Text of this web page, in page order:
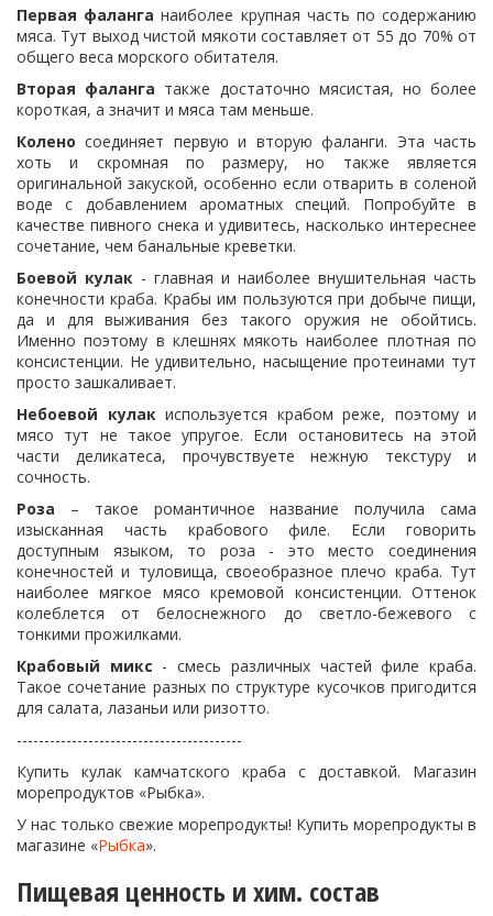
Первая фаланга наиболее крупная часть по содержанию
мяса. Тут выход чистой мякоти составляет от 55 до 70% от
общего веса морского обитателя.
Вторая фаланга также достаточно мясистая, но более
короткая, а значит и мяса там меньше.
Колено соединяет первую и вторую фаланги. Эта часть
хоть и скромная по размеру, но также является
оригинальной закуской, особенно если отварить в соленой
воде с добавлением ароматных специй. Попробуйте в
качестве пивного снека и удивитесь, насколько интереснее
сочетание, чем банальные креветки.
Боевой кулак - главная и наиболее внушительная часть
конечности краба. Крабы им пользуются при добыче пищи,
да и для выживания без такого оружия не обойтись.
Именно поэтому в клешнях мякоть наиболее плотная по
консистенции. Не удивительно, насыщение протеинами тут
просто зашкаливает.
Небоевой кулакиспользуется крабом реже, поэтому и
мясо тут не такое упругое. Если остановитесь на этой
части деликатеса, прочувствуете нежную текстуру и
сочность.
Роза – такое романтичное название получила сама
изысканная часть крабового филе. Если говорить
доступным языком, то роза - это место соединения
конечностей и туловища, своеобразное плечо краба. Тут
наиболее мягкое мясо кремовой консистенции. Оттенок
колеблется от белоснежного до светло-бежевого с
тонкими прожилками.
Крабовый микс - смесь различных частей филе краба.
Такое сочетание разных по структуре кусочков пригодится
для салата, лазаньи или ризотто.
-----------------------------------------
Купить кулак камчатского краба с доставкой. Магазин
морепродуктов «Рыбка».
У нас только свежие морепродукты! Купить морепродукты в
магазине «Рыбка».
Пищевая ценность и хим. состав